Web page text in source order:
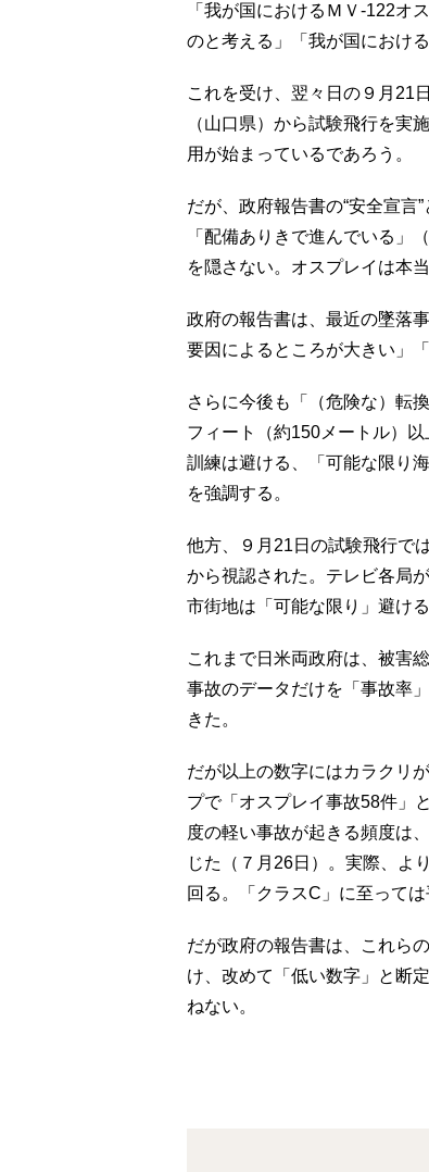
「我が国におけるＭＶ-122オ
のと考える」「我が国におけ
これを受け、翌々日の９月21
（山口県）から試験飛行を実
用が始まっているであろう。
だが、政府報告書の“安全宣言
「配備ありきで進んでいる」
を隠さない。オスプレイは本
政府の報告書は、最近の墜落
要因によるところが大きい」
さらに今後も「（危険な）転
フィート（約150メートル）
訓練は避ける、「可能な限り
を強調する。
他方、９月21日の試験飛行で
から視認された。テレビ各局
市街地は「可能な限り」避け
これまで日米両政府は、被害
事故のデータだけを「事故率
きた。
だが以上の数字にはカラクリ
プで「オスプレイ事故58件」
度の軽い事故が起きる頻度は
じた（７月26日）。実際、よ
回る。「クラスC」に至っては
だが政府の報告書は、これら
け、改めて「低い数字」と断
ねない。